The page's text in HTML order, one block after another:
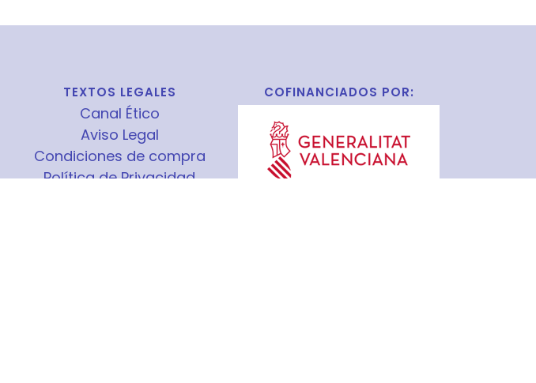
TEXTOS LEGALES
Canal Ético
Aviso Legal
Condiciones de compra
Política de Privacidad
COFINANCIADOS POR: